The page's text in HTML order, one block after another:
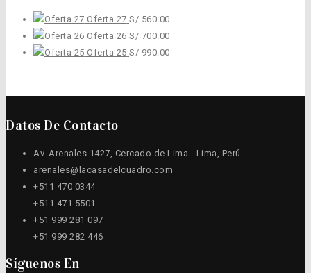
Oferta 27 S/ 560.00
Oferta 26 S/ 700.00
Oferta 25 S/ 990.00
Datos De Contacto
Av. Arenales 1427, Cercado de Lima - Lima, Perú
arenales@lacasadelcuadro.com
+511 470 0344
+511 471 5501
+51 999 281 097
+51 999 282 446
Síguenos En